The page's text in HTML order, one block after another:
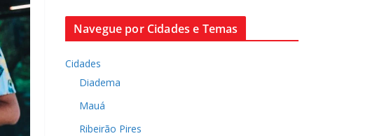
Navegue por Cidades e Temas
Cidades
Diadema
Mauá
Ribeirão Pires